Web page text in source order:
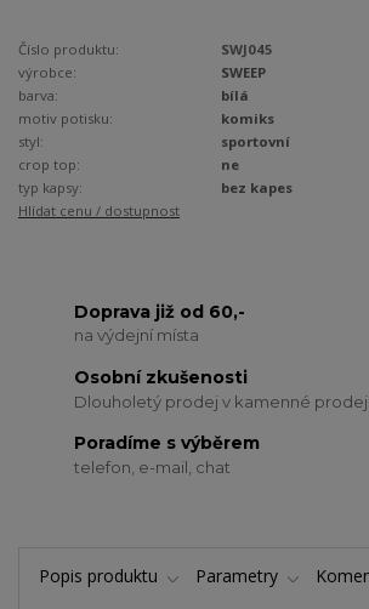
Číslo produktu:
SWJ045
výrobce:
SWEEP
barva:
bílá
motiv potisku:
komiks
styl:
sportovní
crop top:
ne
typ kapsy:
bez kapes
Hlídat cenu / dostupnost
Doprava již od 60,-
na výdejní místa
Osobní zkušenosti
Dlouholetý prodej v kamenné
Poradíme s výběrem
telefon, e-mail, chat
Popis produktu Parametry